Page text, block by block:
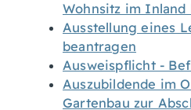
Wohnsitz im Inland
Ausstellung eines
beantragen
Ausweispflicht -
Auszubildende im
Gartenbau zur